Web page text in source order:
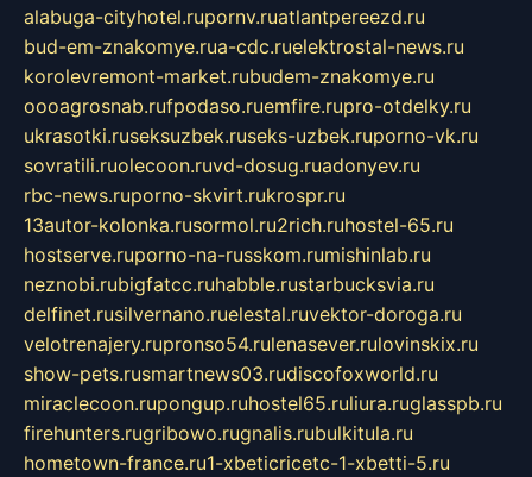
alabuga-cityhotel.rupornv.ruatlantpereezd.ru
bud-em-znakomye.rua-cdc.ruelektrostal-news.ru
korolevremont-market.rubudem-znakomye.ru
oooagrosnab.rufpodaso.ruemfire.rupro-otdelky.ru
ukrasotki.ruseksuzbek.ruseks-uzbek.ruporno-vk.ru
sovratili.ruolecoon.ruvd-dosug.ruadonyev.ru
rbc-news.ruporno-skvirt.rukrospr.ru
13autor-kolonka.rusormol.ru2rich.ruhostel-65.ru
hostserve.ruporno-na-russkom.rumishinlab.ru
neznobi.rubigfatcc.ruhabble.rustarbucksvia.ru
delfinet.rusilvernano.ruelestal.ruvektor-doroga.ru
velotrenajery.rupronso54.rulenasever.rulovinskix.ru
show-pets.rusmartnews03.rudiscofoxworld.ru
miraclecoon.rupongup.ruhostel65.ruliura.ruglasspb.ru
firehunters.rugribowo.rugnalis.rubulkitula.ru
hometown-france.ru1-xbeticricetc-1-xbetti-5.ru